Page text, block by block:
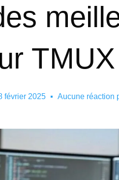
TMUX
février 2025 Aucune réaction